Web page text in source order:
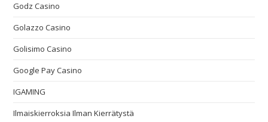
Godz Casino
Golazzo Casino
Golisimo Casino
Google Pay Casino
IGAMING
Ilmaiskierroksia Ilman Kierrätystä